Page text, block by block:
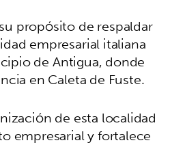
propósito de respaldar
empresarial italiana
de Antigua, donde
en Caleta de Fuste.
de esta localidad
empresarial y fortalece